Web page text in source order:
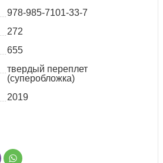
978-985-7101-33-7
272
655
твердый переплет
(суперобложка)
2019